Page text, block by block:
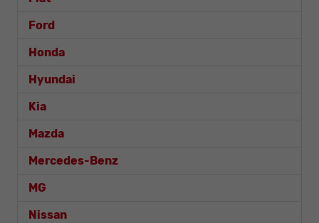
Ford
Honda
Hyundai
Kia
Mazda
Mercedes-Benz
MG
Nissan